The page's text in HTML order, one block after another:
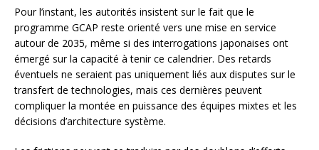
Pour l’instant, les autorités insistent sur le fait que le
programme GCAP reste orienté vers une mise en service
autour de 2035, même si des interrogations japonaises ont
émergé sur la capacité à tenir ce calendrier. Des retards
éventuels ne seraient pas uniquement liés aux disputes sur le
transfert de technologies, mais ces dernières peuvent
compliquer la montée en puissance des équipes mixtes et les
décisions d’architecture système.